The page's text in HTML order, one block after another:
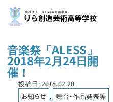
音楽祭「ALESS」
2018年2月24日開
催！
投稿日: 2018.02.20
お知らせ , 舞台・作品発表等